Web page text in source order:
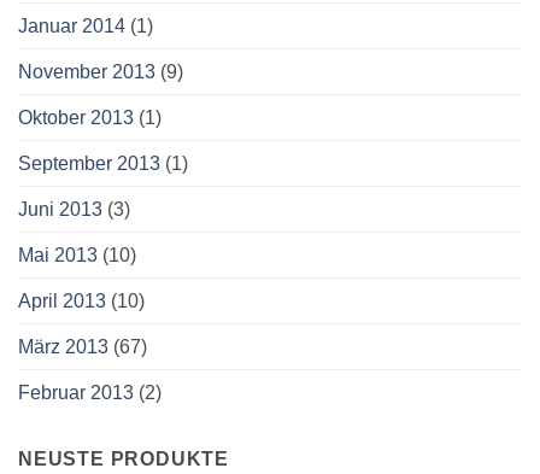
Januar 2014 (1)
November 2013 (9)
Oktober 2013 (1)
September 2013 (1)
Juni 2013 (3)
Mai 2013 (10)
April 2013 (10)
März 2013 (67)
Februar 2013 (2)
NEUSTE PRODUKTE